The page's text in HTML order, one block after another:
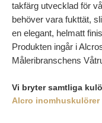
takfärg utvecklad för
behöver vara fukttät,
en elegant, helmatt
Produkten ingår i
Måleribranschens
Vi bryter samtliga
Alcro inomhuskulörer